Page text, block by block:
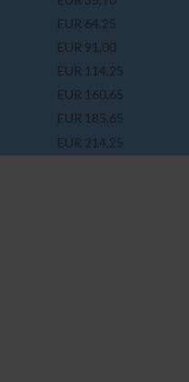
EUR 64,25
EUR 91,00
EUR 114,25
EUR 160,65
EUR 185,65
EUR 214,25